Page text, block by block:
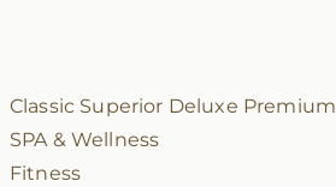
Classic Superior Deluxe Premium
SPA & Wellness
Fitness